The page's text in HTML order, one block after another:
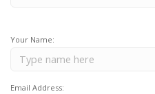
Your Name:
Email Address: